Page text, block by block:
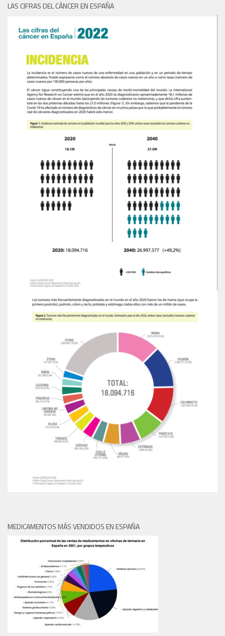
LAS CIFRAS DEL CÁNCER EN ESPAÑA
MEDICAMENTOS MÁS VENDIDOS EN ESPAÑA